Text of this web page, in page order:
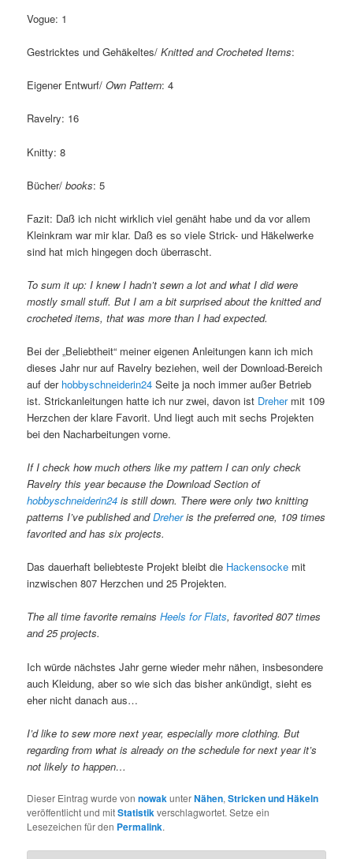
Vogue: 1
Gestricktes und Gehäkeltes/Knitted and Crocheted Items:
Eigener Entwurf/Own Pattern: 4
Ravelry: 16
Knitty: 8
Bücher/books: 5
Fazit: Daß ich nicht wirklich viel genäht habe und da vor allem
Kleinkram war mir klar. Daß es so viele Strick- und Häkelwerke
sind hat mich hingegen doch überrascht.
To sum it up: I knew I hadn’t sewn a lot and what I did were
mostly small stuff. But I am a bit surprised about the knitted and
crocheted items, that was more than I had expected.
Bei der „Beliebtheit“ meiner eigenen Anleitungen kann ich mich
dieses Jahr nur auf Ravelry beziehen, weil der Download-Bereich
auf der hobbyschneiderin24 Seite ja noch immer außer Betrieb
ist. Strickanleitungen hatte ich nur zwei, davon ist Drehermit 109
Herzchen der klare Favorit. Und liegt auch mit sechs Projekten
bei den Nacharbeitungen vorne.
If I check how much others like my pattern I can only check
Ravelry this year because the Download Section of
hobbyschneiderin24 is still down. There were only two knitting
patterns I’ve published andDreheris the preferred one, 109 times
favorited and has six projects.
Das dauerhaft beliebteste Projekt bleibt die Hackensocke mit
inzwischen 807 Herzchen und 25 Projekten.
The all time favorite remainsHeels for Flats, favorited 807 times
and 25 projects.
Ich würde nächstes Jahr gerne wieder mehr nähen, insbesondere
auch Kleidung, aber so wie sich das bisher ankündigt, sieht es
eher nicht danach aus…
I’d like to sew more next year, especially more clothing. But
regarding from what is already on the schedule for next year it’s
not likely to happen…
Dieser Eintrag wurde vonnowakunterNähen,Stricken und Häkeln
veröffentlicht und mitStatistikverschlagwortet. Setze ein
Lesezeichen für den Permalink.